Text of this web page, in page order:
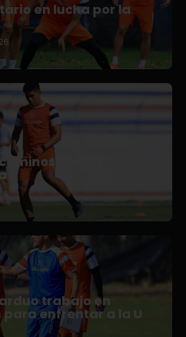
en lucha por la
TDP su
trabajo en
enfrentar a la U